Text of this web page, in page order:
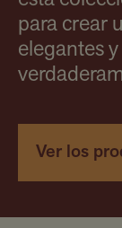
para crear
elegantes
Ver los